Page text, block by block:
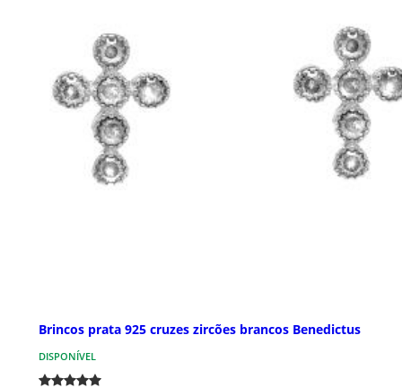
Brincos prata 925 cruzes zircões brancos Benedictus
DISPONÍVEL